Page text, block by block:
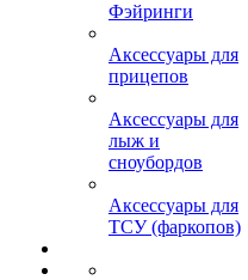
Фэйринги
Аксессуары для
прицепов
Аксессуары для
лыж и
сноубордов
Аксессуары для
ТСУ (фаркопов)